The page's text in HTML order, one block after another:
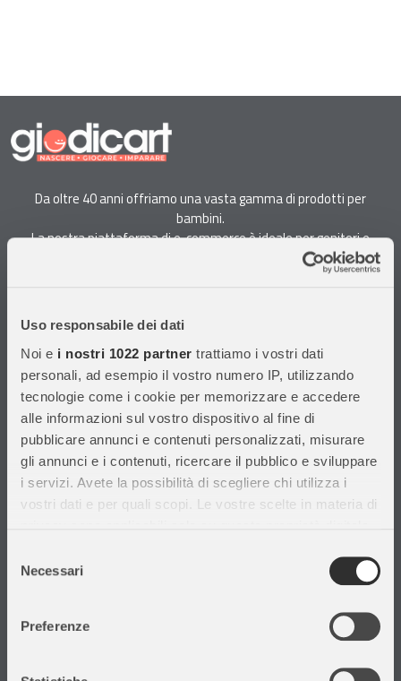
Uso responsabile dei dati
Noi e i nostri 1022 partner trattiamo i vostri dati
personali, ad esempio il vostro numero IP, utilizzando
tecnologie come i cookie per memorizzare e accedere
alle informazioni sul vostro dispositivo al fine di
pubblicare annunci e contenuti personalizzati, misurare
gli annunci e i contenuti, ricercare il pubblico e sviluppare
i servizi. Avete la possibilità di scegliere chi utilizza i
vostri dati e per quali scopi. Le vostre scelte in materia di
modificare o revocare il proprio consenso in qualsiasi
momento dalla Dichiarazione sui cookie o facendo clic
delNecessari
Preferenze
Da oltre 40 anni offriamo una vasta gamma di prodotti per
bambini.
La nostra piattaforma di e-commerce è ideale per genitori e
specialisti alla ricerca di giocattoli, articoli per l'infanzia, cancelleria e
soddisfare le esigenze dei clienti.
Informazioni
Assistenza Clienti
Chi siamo
Privacy Policy
Cataloghi
Volantini